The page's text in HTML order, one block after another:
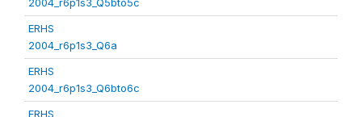
ERHS
2004_r6p1s3_Q6a
ERHS
2004_r6p1s3_Q6bto6c
ERHS